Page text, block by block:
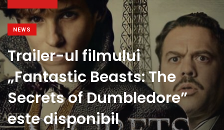
NEWS
Trailer-ul filmului
„Fantastic Beasts: The
Secrets of Dumbledore”
este disponibil